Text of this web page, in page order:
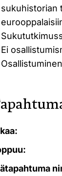
sukuhistorian
Ei